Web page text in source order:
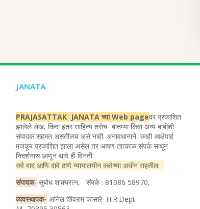
JANATA
PRAJASATTAK JANATA च्या Web pageवर प्रकाशित
झालेले लेख, किंवा इतर साहित्य तसेच बातम्या किंवा अन्य बाबींशी
संपादक सहमत असतीलच असे नाही. अनावधानाने काही आक्षेपार्ह
मजकूर प्रकाशित झाला असेल तर आपण तात्काळ संपर्क साधून
निदर्शनास आणून द्यावे ही विनंती.
सर्व वाद आणि दावे ठाणे न्यायालयीन कक्षेच्या अधीन राहतील.
संपादक- सुबोध शाक्यरत्न, संपर्क : 81086 58970,
व्यवस्थापक- अनिल शिंवराम कासारे H.R.Dept.